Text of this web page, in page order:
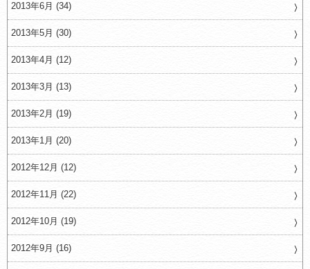
2013年6月 (34)
2013年5月 (30)
2013年4月 (12)
2013年3月 (13)
2013年2月 (19)
2013年1月 (20)
2012年12月 (12)
2012年11月 (22)
2012年10月 (19)
2012年9月 (16)